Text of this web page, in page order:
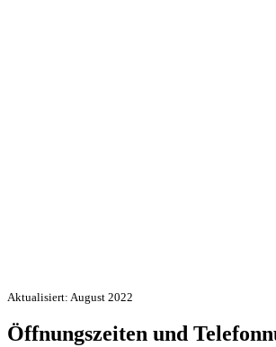
Aktualisiert: August 2022
Öffnungszeiten und